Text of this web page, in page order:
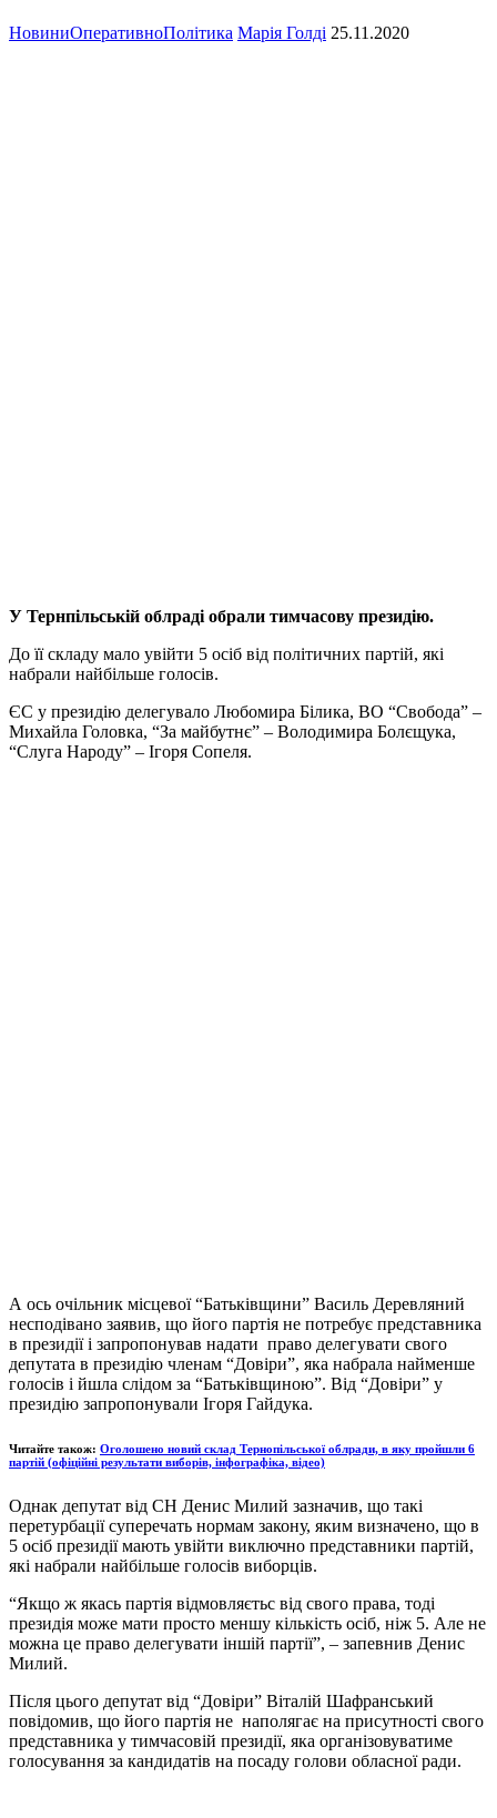
НовиниОперативноПолітика Марія Голді 25.11.2020
У Тернпільській облраді обрали тимчасову президію.
До її складу мало увійти 5 осіб від політичних партій, які
набрали найбільше голосів.
ЄС у президію делегувало Любомира Білика, ВО “Свобода” –
Михайла Головка, “За майбутнє” – Володимира Болєщука,
“Слуга Народу” – Ігоря Сопеля.
А ось очільник місцевої “Батьківщини” Василь Деревляний
несподівано заявив, що його партія не потребує представника
в президії і запропонував надати право делегувати свого
депутата в президію членам “Довіри”, яка набрала найменше
голосів і йшла слідом за “Батьківщиною”. Від “Довіри” у
президію запропонували Ігоря Гайдука.
Читайте також: Оголошено новий склад Тернопільської облради, в яку пройшли 6
партій (офіційні результати виборів, інфографіка, відео)
Однак депутат від СН Денис Милий зазначив, що такі
перетурбації суперечать нормам закону, яким визначено, що в
5 осіб президії мають увійти виключно представники партій,
які набрали найбільше голосів виборців.
“Якщо ж якась партія відмовляєтьс від свого права, тоді
президія може мати просто меншу кількість осіб, ніж 5. Але не
можна це право делегувати іншій партії”, – запевнив Денис
Милий.
Після цього депутат від “Довіри” Віталій Шафранський
повідомив, що його партія не наполягає на присутності свого
представника у тимчасовій президії, яка організовуватиме
голосування за кандидатів на посаду голови обласної ради.